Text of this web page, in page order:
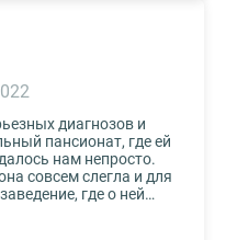
наиболее подходящем
диагнозов и
пансионат, где ей
нам непросто.
совсем слегла и для
где о ней
Остановили выбор
Озера